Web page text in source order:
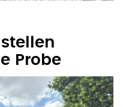
Probe